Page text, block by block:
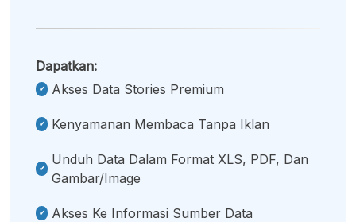
Dapatkan:
Akses Data Stories Premium
Kenyamanan Membaca Tanpa Iklan
Unduh Data Dalam Format XLS, PDF, Dan
Gambar/image
Akses Ke Informasi Sumber Data